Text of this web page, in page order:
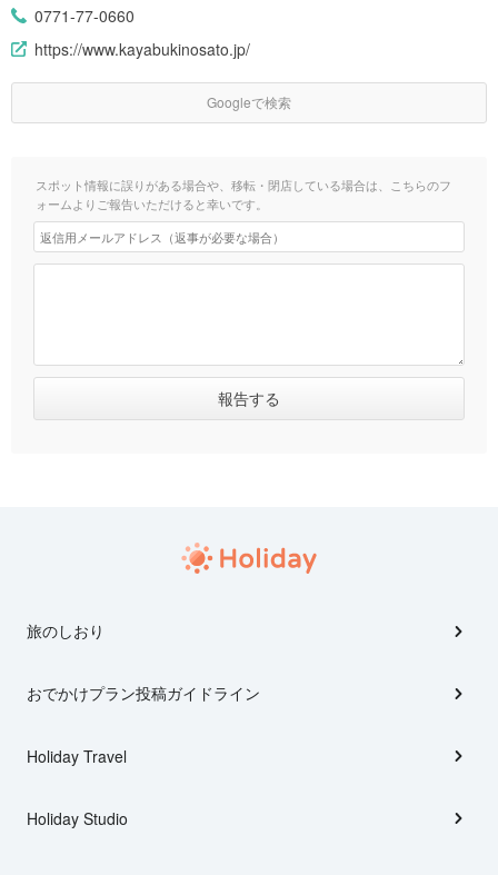
0771-77-0660
https://www.kayabukinosato.jp/
Googleで検索
スポット情報に誤りがある場合や、移転・閉店している場合は、こちらのフ
ォームよりご報告いただけると幸いです。
旅のしおり
おでかけプラン投稿ガイドライン
Holiday Travel
Holiday Studio